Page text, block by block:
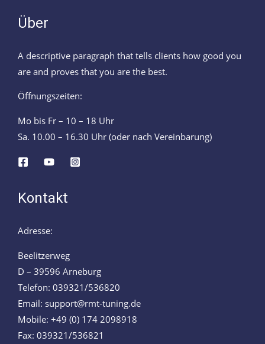
Über
A descriptive paragraph that tells clients how good you
are and proves that you are the best.
Öffnungszeiten:
Mo bis Fr – 10 – 18 Uhr
Sa. 10.00 – 16.30 Uhr (oder nach Vereinbarung)
Kontakt
Adresse:
Beelitzerweg
D – 39596 Arneburg
Telefon: 039321/536820
Email: support@rmt-tuning.de
Mobile: +49 (0) 174 2098918
Fax: 039321/536821